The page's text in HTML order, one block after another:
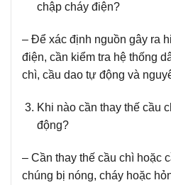
chập cháy điện?
– Để xác định nguồn gây ra
điện, cần kiểm tra hệ thống
chì, cầu dao tự động và
Khi nào cần thay thế cầu
động?
– Cần thay thế cầu chì hoặc
chúng bị nóng, cháy hoặc